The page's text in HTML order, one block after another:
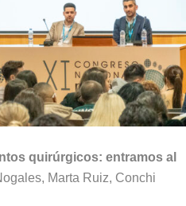
quirúrgicos: entramos al
Marta Ruiz, Conchi